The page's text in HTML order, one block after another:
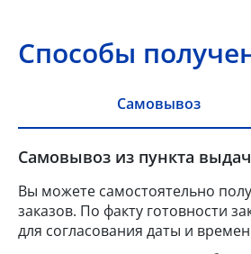
Способы
Самовывоз
Самовывоз из пункта
Вы можете самостоятельно
заказов. По факту готовности
для согласования даты и